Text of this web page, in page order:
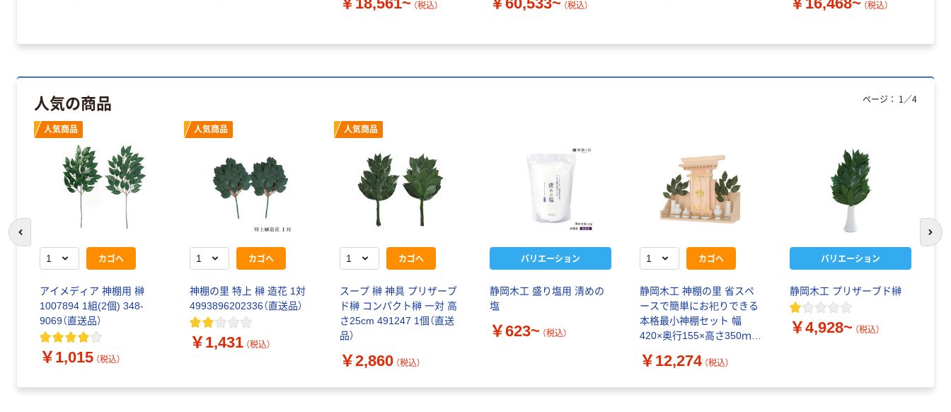
（税込） （税込） （税込）
人気の商品
人気商品
カゴへ
アイメディア 神棚用 榊
1007894 1組(2個) 348-
9069（直送品）
￥1,015 （税込）
人気商品
カゴへ
神棚の里 特上 榊 造花 1対
4993896202336（直送品）
￥1,431 （税込）
人気商品
カゴへ
スープ 榊 神具 プリザーブ
ド榊 コンパクト榊 一対 高
さ25cm 491247 1個（直送
品）
￥2,860 （税込）
バリエーション
静岡木工 盛り塩用 清めの
塩
￥623~ （税込）
カゴへ
静岡木工 神棚の里 省スペ
ースで簡単にお祀りできる
本格最小神棚セット 幅
420×奥行155×高さ350ｍｍ
品）
￥12,274 （税込）
バリエーション
静岡木工 プリザーブド榊
￥4,928~ （税込）
ページ： 1 ／4
次